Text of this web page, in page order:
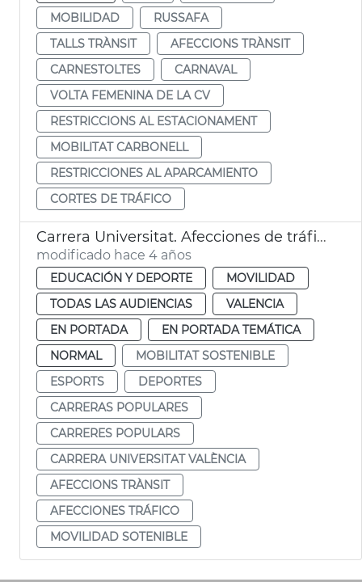
MOBILIDAD
RUSSAFA
TALLS TRÀNSIT
AFECCIONS TRÀNSIT
CARNESTOLTES
CARNAVAL
VOLTA FEMENINA DE LA CV
RESTRICCIONS AL ESTACIONAMENT
MOBILITAT CARBONELL
RESTRICCIONES AL APARCAMIENTO
CORTES DE TRÁFICO
Carrera Universitat. Afecciones de tráfico
modificado hace 4 años
EDUCACIÓN Y DEPORTE
MOVILIDAD
TODAS LAS AUDIENCIAS
VALENCIA
EN PORTADA
EN PORTADA TEMÁTICA
NORMAL
MOBILITAT SOSTENIBLE
ESPORTS
DEPORTES
CARRERAS POPULARES
CARRERES POPULARS
CARRERA UNIVERSITAT VALÈNCIA
AFECCIONS TRÀNSIT
AFECCIONES TRÁFICO
MOVILIDAD SOTENIBLE